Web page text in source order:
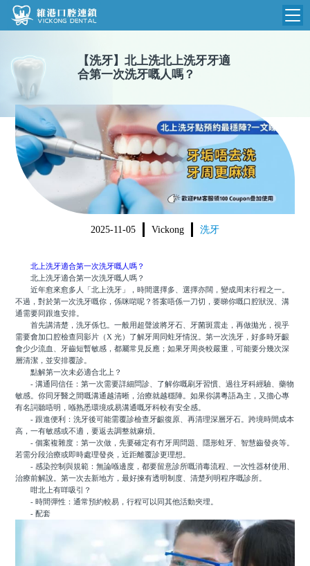
維港首頁
品牌介紹
環境設備
醫院新聞
收費標準
N
收費總表
植牙收費
根管收費
美學收費
箍牙收費
醫生團隊
門診時間
【洗牙】 北上洗北上洗牙牙適
合第一次洗牙嘅人嗎？
2025-11-05 Vickong 洗牙
北上洗牙適合第一次洗牙嘅人嗎？
北上洗牙適合第一次洗牙嘅人嗎？
近年愈來愈多人「北上洗牙」，時間選擇多、選擇亦闊，變成周末行程之一。
不過，對於第一次洗牙嘅你，係咪啱呢？答案唔係一刀切，要睇你嘅口腔狀況、溝
通需要同跟進安排。
首先講清楚，洗牙係乜。一般用超聲波將牙石、牙菌斑震走，再做拋光，視乎
需要會加口腔檢查同影片（X 光）了解牙周同蛀牙情況。第一次洗牙，好多時牙齦
會少少流血、牙齒短暫敏感，都屬常見反應；如果牙周炎較嚴重，可能要分幾次深
層清潔，並安排覆診。
點解第一次未必適合北上？
- 溝通同信任：第一次需要詳細問診、了解你嘅刷牙習慣、過往牙科經驗、藥物
敏感。你同牙醫之間嘅溝通越清晰，治療就越穩陣。如果你講粵語為主，又擔心專
有名詞聽唔明，喺熟悉環境或易溝通嘅牙科較有安全感。
- 跟進便利：洗牙後可能需覆診檢查牙齦復原、再清理深層牙石。跨境時間成本
高，一有敏感或不適，要返去調整就麻煩。
- 個案複雜度：第一次做，先要確定有冇牙周問題、隱形蛀牙、智慧齒發炎等。
若需分段治療或即時處理發炎，近距離覆診更理想。
- 感染控制與規範：無論喺邊度，都要留意診所嘅消毒流程、一次性器材使用、
治療前解說。第一次去新地方，最好揀有透明制度、清楚列明程序嘅診所。
咁北上有咩吸引？
- 時間彈性：通常預約較易，行程可以同其他活動夾埋。
- 配套